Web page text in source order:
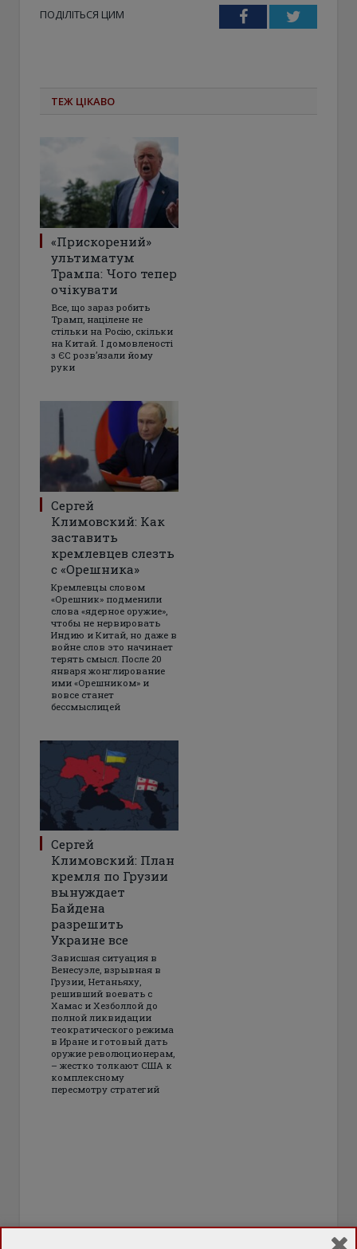
ПОДІЛІТЬСЯ ЦИМ FacebookTwitter
ТЕЖ ЦІКАВО
«Прискорений»
ультиматум
Трампа: Чого тепер
очікувати
Все, що зараз робить
Трамп, націлене не
стільки на Росію, скільки
на Китай. І домовленості
з ЄС розвʼязали йому
руки
Сергей
Климовский: Как
заставить
кремлевцев слезть
с «Орешника»
Кремлевцы словом
«Орешник» подменили
слова «ядерное оружие»,
чтобы не нервировать
Индию и Китай, но даже в
войне слов это начинает
терять смысл. После 20
января жонглирование
ими «Орешником» и
вовсе станет
бессмыслицей
Сергей
Климовский: План
кремля по Грузии
вынуждает
Байдена
разрешить
Украине все
Зависшая ситуация в
Венесуэле, взрывная в
Грузии, Нетаньяху,
решивший воевать с
Хамас и Хезболлой до
полной ликвидации
теократического режима
в Иране и готовый дать
оружие революционерам,
– жестко толкают США к
комплексному
пересмотру стратегий